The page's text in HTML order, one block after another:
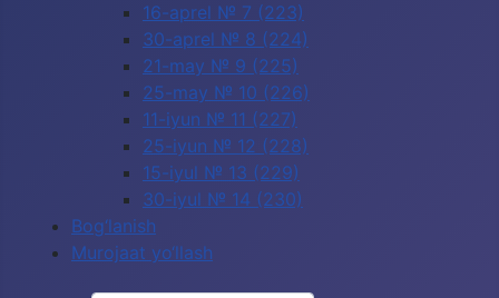
16-aprel № 7 (223)
30-aprel № 8 (224)
21-may № 9 (225)
25-may № 10 (226)
11-iyun № 11 (227)
25-iyun № 12 (228)
15-iyul № 13 (229)
30-iyul № 14 (230)
Bog‘lanish
Murojaat yo‘llash